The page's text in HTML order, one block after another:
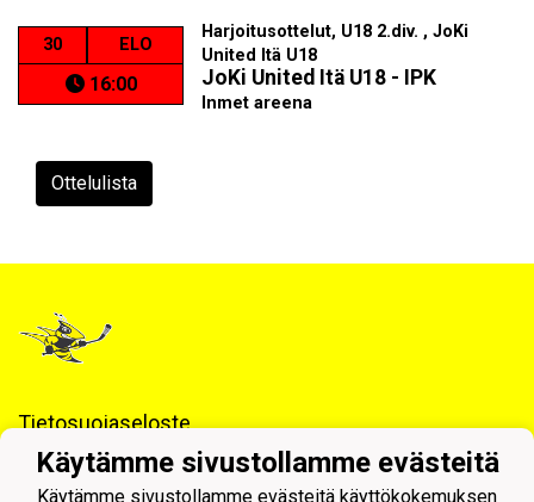
30 ELO
16:00
Harjoitusottelut, U18 2.div. , JoKi
United Itä U18
JoKi United Itä U18 - IPK
Inmet areena
Ottelulista
Tietosuojaseloste
Pyhäjärven Pohti ry / Jääkiekkojaosto
Käytämme sivustollamme evästeitä
Käytämme sivustollamme evästeitä käyttökokemuksen